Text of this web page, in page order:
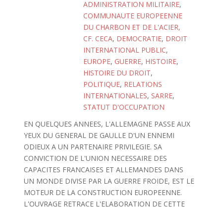
ADMINISTRATION MILITAIRE,
COMMUNAUTE EUROPEENNE
DU CHARBON ET DE L'ACIER,
CF. CECA, DEMOCRATIE, DROIT
INTERNATIONAL PUBLIC,
EUROPE, GUERRE, HISTOIRE,
HISTOIRE DU DROIT,
POLITIQUE, RELATIONS
INTERNATIONALES, SARRE,
STATUT D'OCCUPATION
EN QUELQUES ANNEES, L'ALLEMAGNE PASSE AUX
YEUX DU GENERAL DE GAULLE D'UN ENNEMI
ODIEUX A UN PARTENAIRE PRIVILEGIE. SA
CONVICTION DE L'UNION NECESSAIRE DES
CAPACITES FRANCAISES ET ALLEMANDES DANS
UN MONDE DIVISE PAR LA GUERRE FROIDE, EST LE
MOTEUR DE LA CONSTRUCTION EUROPEENNE.
L'OUVRAGE RETRACE L'ELABORATION DE CETTE